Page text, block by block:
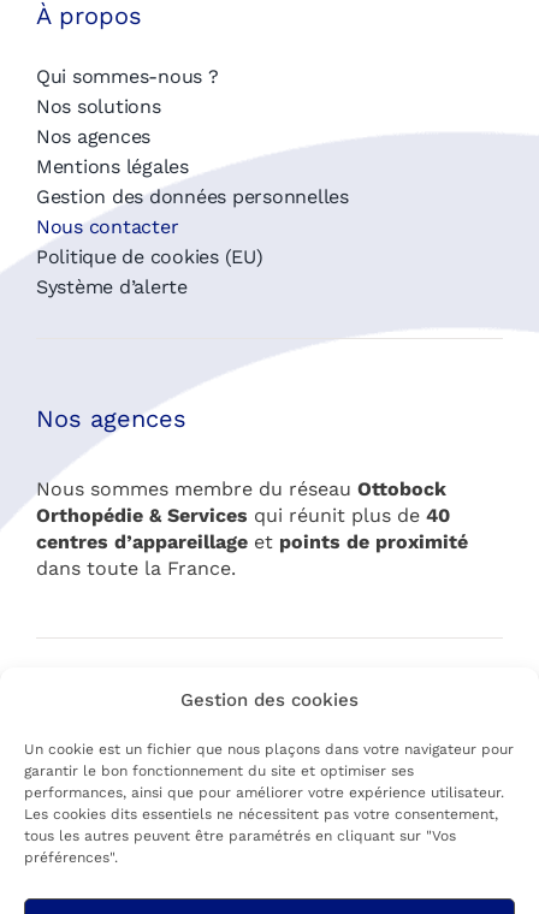
Gestion des cookies
Un cookie est un fichier que nous plaçons dans votre navigateur pour
garantir le bon fonctionnement du site et optimiser ses
performances, ainsi que pour améliorer votre expérience utilisateur.
Les cookies dits essentiels ne nécessitent pas votre consentement,
tous les autres peuvent être paramétrés en cliquant sur "Vos
préférences".
Nos agences
Nous sommes membre du réseau Ottobock
Orthopédie & Services qui réunit plus de 40
centres d’appareillageet points de proximité
dans toute la France.
Suivez-nous sur les réseaux sociaux
À propos
Qui sommes-nous ?
Nos solutions
Nos agences
Mentions légales
Gestion des données personnelles
Nous contacter
Politique de cookies (EU)
Système d’alerte